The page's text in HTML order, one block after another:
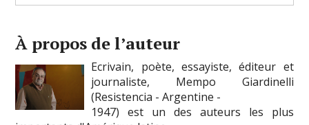
À propos de l’auteur
Ecrivain, poète, essayiste, éditeur et
journaliste, Mempo Giardinelli
(Resistencia - Argentine -
1947) est un des auteurs les plus